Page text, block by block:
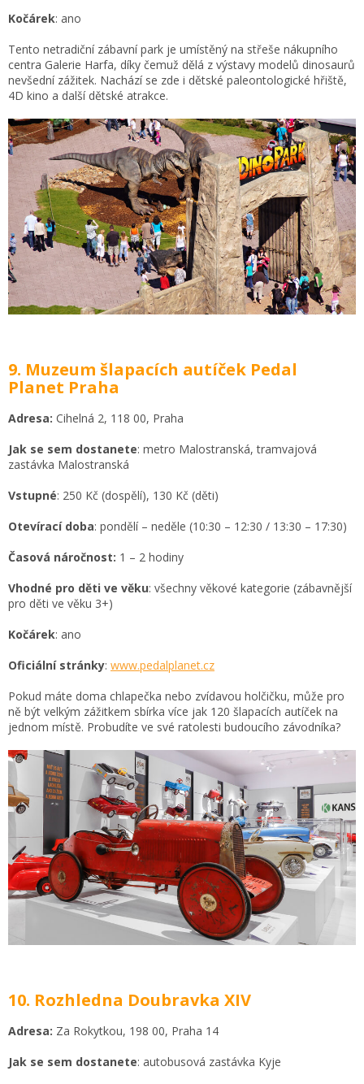
Kočárek: ano
Tento netradiční zábavní park je umístěný na střeše nákupního
centra Galerie Harfa, díky čemuž dělá z výstavy modelů dinosaurů
nevšední zážitek. Nachází se zde i dětské paleontologické hřiště,
4D kino a další dětské atrakce.
9. Muzeum šlapacích autíček Pedal
Planet Praha
Adresa: Cihelná 2, 118 00, Praha
Jak se sem dostanete: metro Malostranská, tramvajová
zastávka Malostranská
Vstupné: 250 Kč (dospělí), 130 Kč (děti)
Otevírací doba: pondělí – neděle (10:30 – 12:30 / 13:30 – 17:30)
Časová náročnost: 1 – 2 hodiny
Vhodné pro děti ve věku: všechny věkové kategorie (zábavnější
pro děti ve věku 3+)
Kočárek: ano
Oficiální stránky: www.pedalplanet.cz
Pokud máte doma chlapečka nebo zvídavou holčičku, může pro
ně být velkým zážitkem sbírka více jak 120 šlapacích autíček na
jednom místě. Probudíte ve své ratolesti budoucího závodníka?
10. Rozhledna Doubravka XIV
Adresa: Za Rokytkou, 198 00, Praha 14
Jak se sem dostanete: autobusová zastávka Kyje